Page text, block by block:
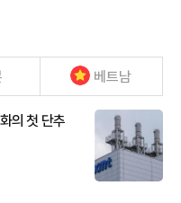
베트남
의 첫 단추